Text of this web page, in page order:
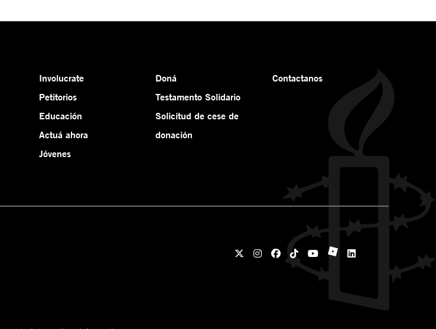
Involucrate
Petitorios
Educación
Actuá ahora
Jóvenes
Doná
Testamento Solidario
Solicitud de cese de
donación
Contactanos